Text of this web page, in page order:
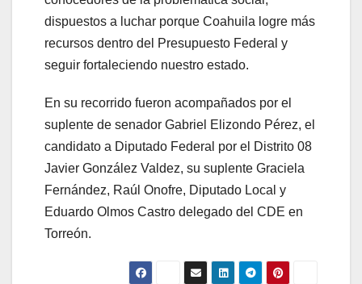
dispuestos a luchar porque Coahuila logre más
recursos dentro del Presupuesto Federal y
seguir fortaleciendo nuestro estado.
En su recorrido fueron acompañados por el
suplente de senador Gabriel Elizondo Pérez, el
candidato a Diputado Federal por el Distrito 08
Javier González Valdez, su suplente Graciela
Fernández, Raúl Onofre, Diputado Local y
Eduardo Olmos Castro delegado del CDE en
Torreón.